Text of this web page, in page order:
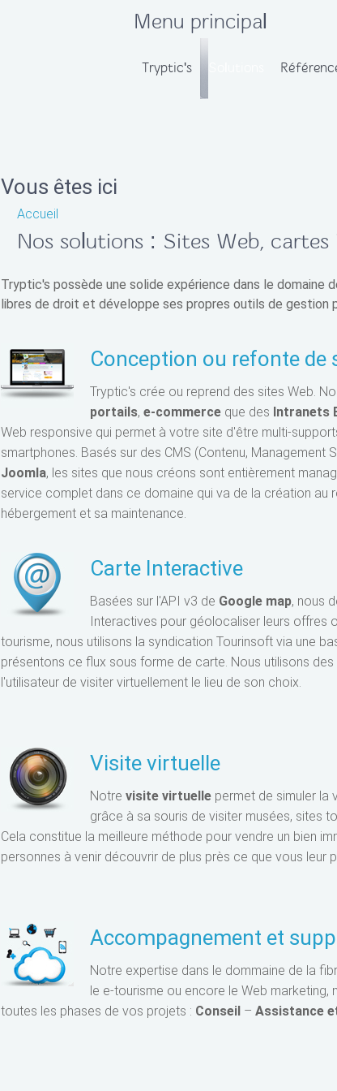
Menu principal
Tryptic's
Vous êtes ici
Accueil
Nos solutions : Sites Web,
Tryptic's possède une solide expérience dans le domaine
libres de droit et développe ses propres outils de gestion
Conception ou refonte de
Tryptic's crée ou reprend des sites Web.
portails, e-commerce que des Intranets
Web responsive qui permet à votre site d'être multi-
smartphones. Basés sur des CMS (Contenu, Management
Joomla, les sites que nous créons sont entièrement
service complet dans ce domaine qui va de la création au
hébergement et sa maintenance.
Carte Interactive
Basées sur l'API v3 de Google map, nous
Interactives pour géolocaliser leurs offres
tourisme, nous utilisons la syndication Tourinsoft via une
présentons ce flux sous forme de carte. Nous utilisons
l'utilisateur de visiter virtuellement le lieu de son choix.
Visite virtuelle
Notre visite virtuelle permet de simuler la
grâce à sa souris de visiter musées, sites
Cela constitue la meilleure méthode pour vendre un bien
personnes à venir découvrir de plus près ce que vous leur
Accompagnement et
Notre expertise dans le dommaine de la
le e-tourisme ou encore le Web
toutes les phases de vos projets : Conseil – Assistance